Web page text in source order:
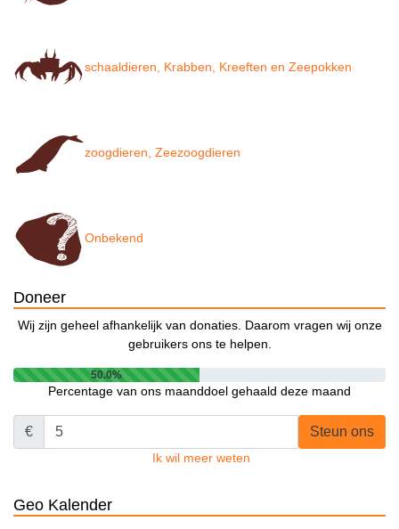
schaaldieren, Krabben, Kreeften en Zeepokken
zoogdieren, Zeezoogdieren
Onbekend
Doneer
Wij zijn geheel afhankelijk van donaties. Daarom vragen wij onze
gebruikers ons te helpen.
50.0%
Percentage van ons maanddoel gehaald deze maand
€ Steun ons
Ik wil meer weten
Geo Kalender